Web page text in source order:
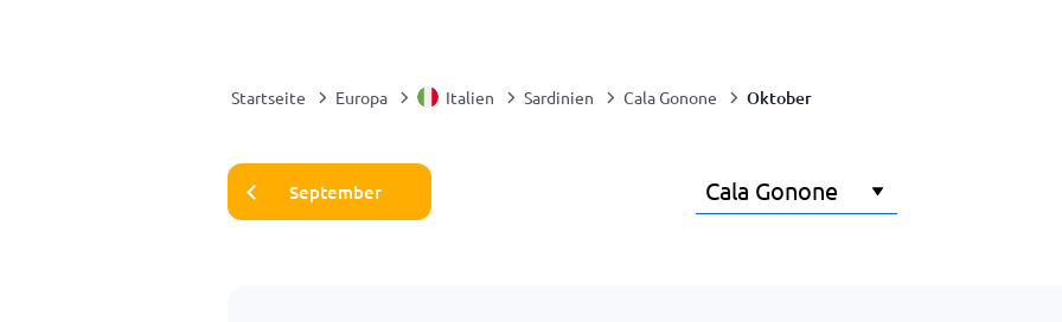
Startseite Europa Italien Sardinien Cala Gonone Oktober
September